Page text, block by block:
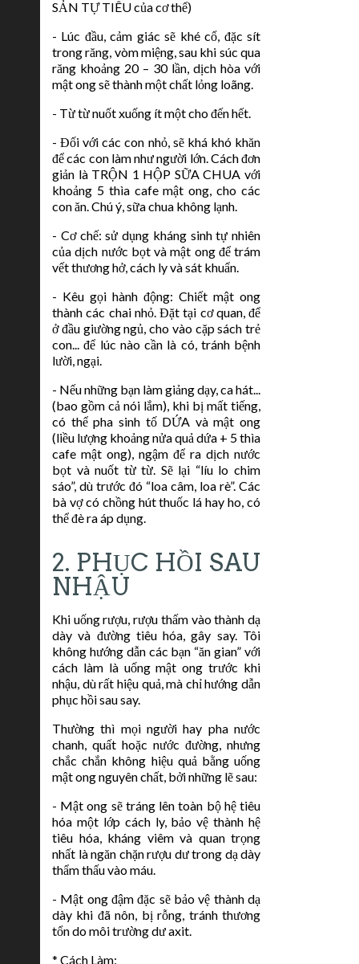
SẢN TỰ TIÊU của cơ thể)
- Lúc đầu, cảm giác sẽ khé cổ, đặc sít
trong răng, vòm miệng, sau khi súc qua
răng khoảng 20 – 30 lần, dịch hòa với
mật ong sẽ thành một chất lỏng loãng.
- Từ từ nuốt xuống ít một cho đến hết.
- Đối với các con nhỏ, sẽ khá khó khăn
để các con làm như người lớn. Cách đơn
giản là TRỘN 1 HỘP SỮA CHUA với
khoảng 5 thìa cafe mật ong, cho các
con ăn. Chú ý, sữa chua không lạnh.
- Cơ chế: sử dụng kháng sinh tự nhiên
của dịch nước bọt và mật ong để trám
vết thương hở, cách ly và sát khuẩn.
- Kêu gọi hành động: Chiết mật ong
thành các chai nhỏ. Đặt tại cơ quan, để
ở đầu giường ngủ, cho vào cặp sách trẻ
con... để lúc nào cần là có, tránh bệnh
lười, ngại.
- Nếu những bạn làm giảng dạy, ca hát...
(bao gồm cả nói lắm), khi bị mất tiếng,
có thể pha sinh tố DỨA và mật ong
(liều lượng khoảng nửa quả dứa + 5 thìa
cafe mật ong), ngậm để ra dịch nước
bọt và nuốt từ từ. Sẽ lại “líu lo chim
sáo”, dù trước đó “loa câm, loa rè”. Các
bà vợ có chồng hút thuốc lá hay ho, có
thể đè ra áp dụng.
2. PHỤC HỒI SAU
NHẬU
Khi uống rượu, rượu thấm vào thành dạ
dày và đường tiêu hóa, gây say. Tôi
không hướng dẫn các bạn “ăn gian” với
cách làm là uống mật ong trước khi
nhậu, dù rất hiệu quả, mà chỉ hướng dẫn
phục hồi sau say.
Thường thì mọi người hay pha nước
chanh, quất hoặc nước đường, nhưng
chắc chắn không hiệu quả bằng uống
mật ong nguyên chất, bởi những lẽ sau:
- Mật ong sẽ tráng lên toàn bộ hệ tiêu
hóa một lớp cách ly, bảo vệ thành hệ
tiêu hóa, kháng viêm và quan trọng
nhất là ngăn chặn rượu dư trong dạ dày
thẩm thấu vào máu.
- Mật ong đậm đặc sẽ bảo vệ thành dạ
dày khi đã nôn, bị rỗng, tránh thương
tổn do môi trường dư axit.
* Cách Làm: